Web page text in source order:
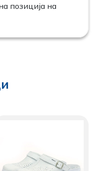
позиција на